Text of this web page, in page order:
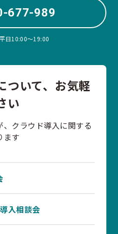
677-989
日10:00〜19:00
ついて、お気軽
い
クラウド導入に関する
ます
入相談会